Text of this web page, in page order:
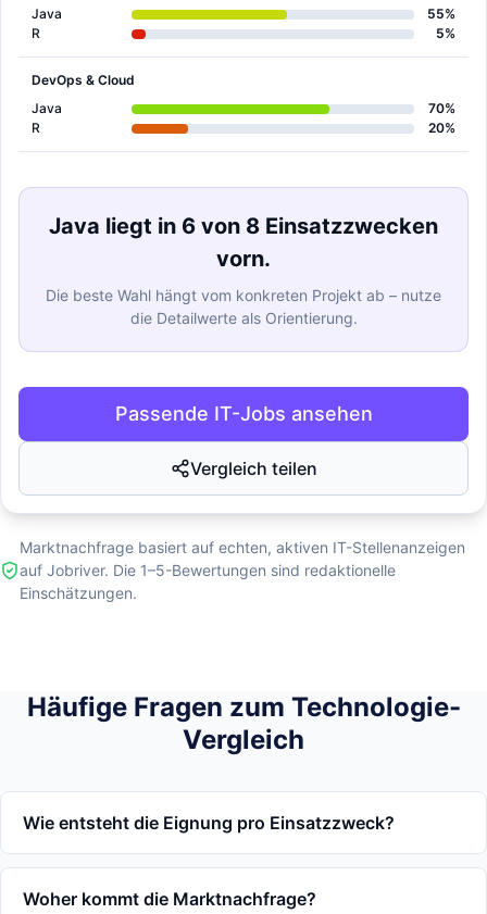
Java
55%
R
5%
DevOps & Cloud
Java
70%
R
20%
Java liegt in 6 von 8 Einsatzzwecken
vorn.
Die beste Wahl hängt vom konkreten Projekt ab – nutze
die Detailwerte als Orientierung.
Passende IT-Jobs ansehen
Vergleich teilen
Marktnachfrage basiert auf echten, aktiven IT-Stellenanzeigen
auf Jobriver. Die 1–5-Bewertungen sind redaktionelle
Einschätzungen.
Häufige Fragen zum Technologie-
Vergleich
Wie entsteht die Eignung pro Einsatzzweck?
Woher kommt die Marktnachfrage?